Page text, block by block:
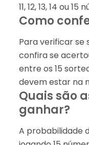
11, 12, 13, 14 ou
Como
Para verificar se
confira se acertou
entre os 15
devem estar na
Quais são
ganhar?
A probabilidade